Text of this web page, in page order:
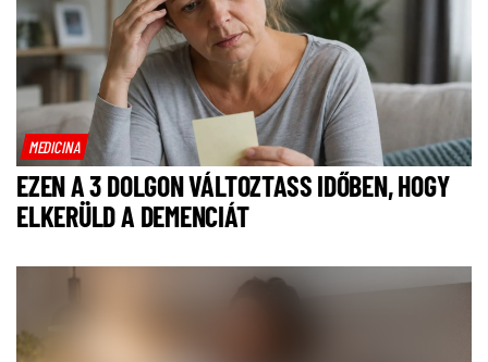
MEDICINA
EZEN A 3 DOLGON VÁLTOZTASS IDŐBEN, HOGY
ELKERÜLD A DEMENCIÁT